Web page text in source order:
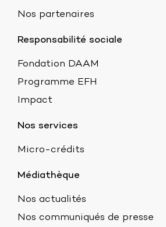
Nos partenaires
Responsabilité sociale
Fondation DAAM
Programme EFH
Impact
Nos services
Micro-crédits
Médiathèque
Nos actualités
Nos communiqués de presse